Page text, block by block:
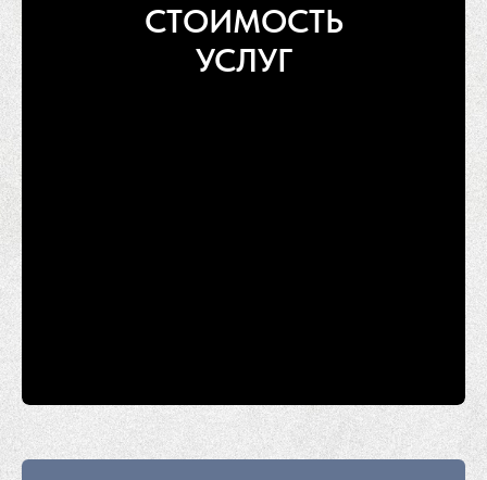
СТОИМОСТЬ
УСЛУГ